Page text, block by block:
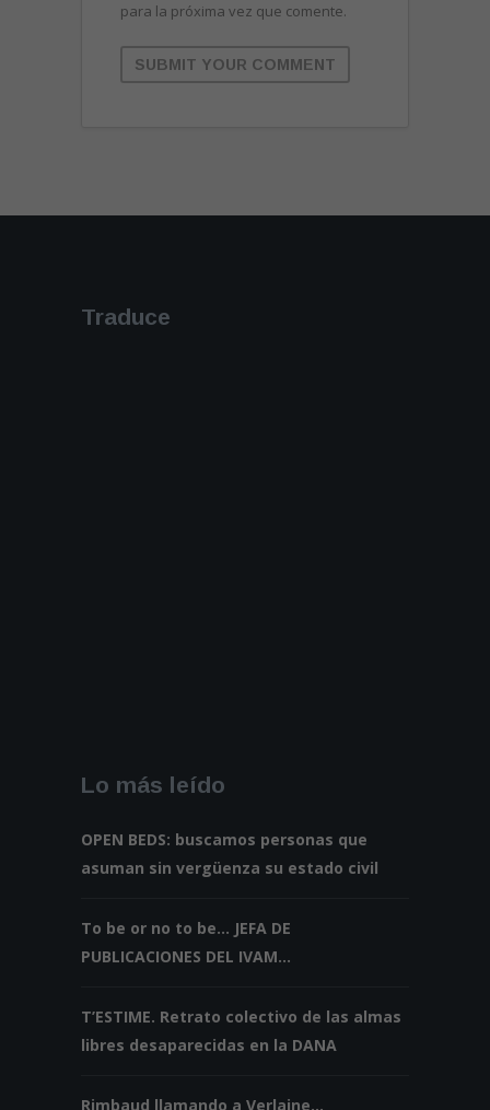
para la próxima vez que comente.
Traduce
Lo más leído
OPEN BEDS: buscamos personas que
asuman sin vergüenza su estado civil
To be or no to be... JEFA DE
PUBLICACIONES DEL IVAM...
T’ESTIME. Retrato colectivo de las almas
libres desaparecidas en la DANA
Rimbaud llamando a Verlaine...